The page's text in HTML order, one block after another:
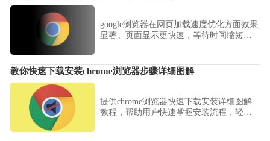
google浏览器在网页加载速度优化方面效果
显著。页面显示更快速，等待时间缩短，
教你快速下载安装chrome浏览器步骤详细图解
提供chrome浏览器快速下载安装详细图解
教程，帮助用户快速掌握安装流程，轻松